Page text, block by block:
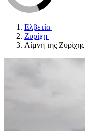
Ελβετία
Ζυρίχη
Λίμνη της Ζυρίχης